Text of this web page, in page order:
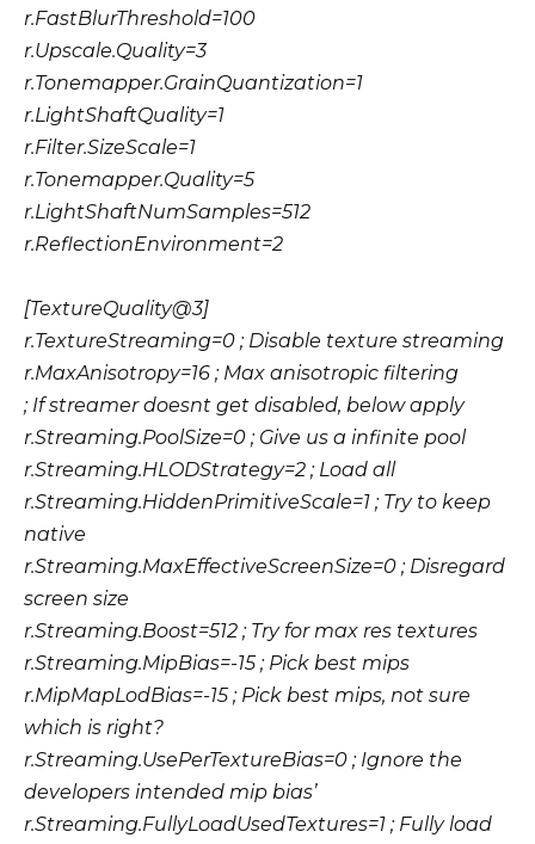
r.FastBlurThreshold=100
r.Upscale.Quality=3
r.Tonemapper.GrainQuantization=1
r.LightShaftQuality=1
r.Filter.SizeScale=1
r.Tonemapper.Quality=5
r.LightShaftNumSamples=512
r.ReflectionEnvironment=2
[TextureQuality@3]
r.TextureStreaming=0 ; Disable texture streaming
r.MaxAnisotropy=16 ; Max anisotropic filtering
; If streamer doesnt get disabled, below apply
r.Streaming.PoolSize=0 ; Give us a infinite pool
r.Streaming.HLODStrategy=2 ; Load all
r.Streaming.HiddenPrimitiveScale=1 ; Try to keep
native
r.Streaming.MaxEffectiveScreenSize=0 ; Disregard
screen size
r.Streaming.Boost=512 ; Try for max res textures
r.Streaming.MipBias=-15 ; Pick best mips
r.MipMapLodBias=-15 ; Pick best mips, not sure
which is right?
r.Streaming.UsePerTextureBias=0 ; Ignore the
developers intended mip bias’
r.Streaming.FullyLoadUsedTextures=1 ; Fully load